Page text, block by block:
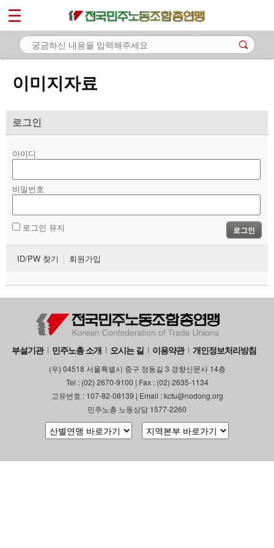
이미지자료
로그인
아이디
비밀번호
로그인 유지 로그인
ID/PW 찾기 회원가입
부설기관 민주노총 소개 오시는 길 이용약관 개인정보처리방침
(우) 04518 서울특별시 중구 정동길 3 경향신문사 14층
Tel : (02) 2670-9100 | Fax : (02) 2635-1134
고유번호 : 107-82-08139 | Email : kctu@nodong.org
민주노총 노동상담 1577-2260
마이페이지
소개
노동상담
자료
- 미디어자료
- 카드뉴스
부설기관